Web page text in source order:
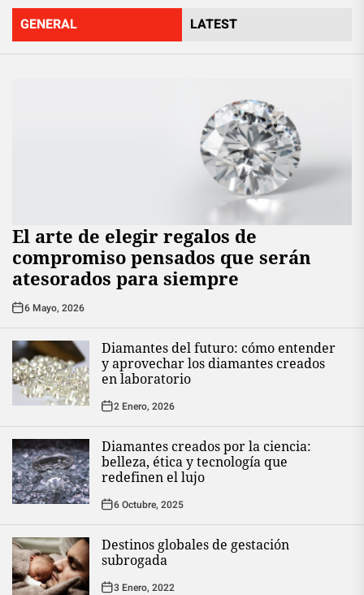
GENERAL LATEST
El arte de elegir regalos de
compromiso pensados que serán
atesorados para siempre
6 Mayo, 2026
Diamantes del futuro: cómo entender
y aprovechar los diamantes creados
en laboratorio
2 Enero, 2026
Diamantes creados por la ciencia:
belleza, ética y tecnología que
redefinen el lujo
6 Octubre, 2025
Destinos globales de gestación
subrogada
3 Enero, 2022